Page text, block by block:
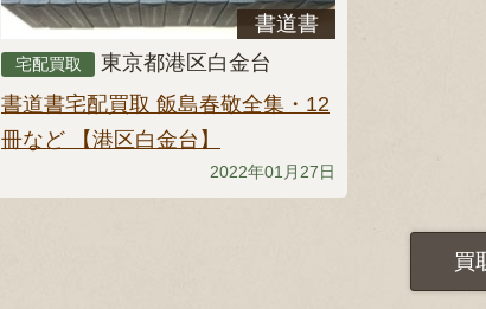
書道書
書道書宅配買取 飯島春敬全集・12
冊など 【港区白金台】
宅配買取 東京都港区白金台
2022年01月27日
買